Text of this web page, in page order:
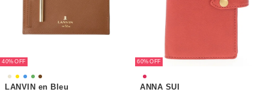
40%
LANVIN en Bleu
60%
ANNA SUI